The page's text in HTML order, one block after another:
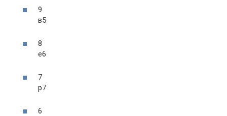
9
в5
8
е6
7
р7
6